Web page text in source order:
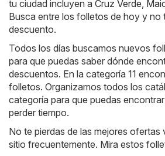
tu ciudad incluyen a Cruz Verde
Busca entre los folletos de hoy y no
descuento.
Todos los días buscamos nuevos
para que puedas saber dónde
descuentos. En la categoría 11
folletos. Organizamos todos los
categoría para que puedas
perder tiempo.
No te pierdas de las mejores ofertas
sitio frecuentemente. Mira estos